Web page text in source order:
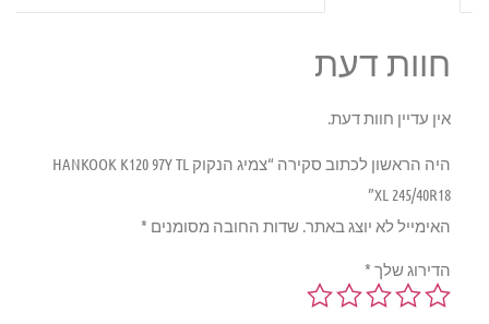
חוות דעת
אין עדיין חוות דעת.
היה הראשון לכתוב סקירה “צמיג הנקוק HANKOOK K120 97Y TL
XL 245/40R18”
האימייל לא יוצג באתר.שדות החובה מסומנים*
הדירוג שלך*